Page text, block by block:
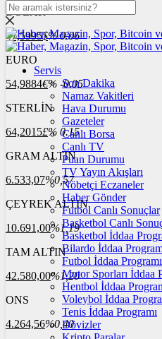
DOLAR
47,5995$% 0.06
EURO
54,9884€% -0.05
STERLİN
64,2015£% 0.15
GRAM ALTIN
6.533,07%0,57
ÇEYREK ALTIN
10.691,00%1,19
TAM ALTIN
42.580,00%1,20
ONS
4.264,56%0,40
Servis
Son Dakika
Namaz Vakitleri
Hava Durumu
Gazeteler
Canlı Borsa
Canlı TV
Puan Durumu
TV Yayın Akışları
Nöbetçi Eczaneler
Haber Gönder
Futbol Canlı Sonuçlar
Basketbol Canlı
Basketbol İddaa
Bilardo İddaa
Futbol İddaa Programı
Motor Sporları İddaa
Hentbol İddaa
Voleybol İddaa
Tenis İddaa Programı
Dövizler